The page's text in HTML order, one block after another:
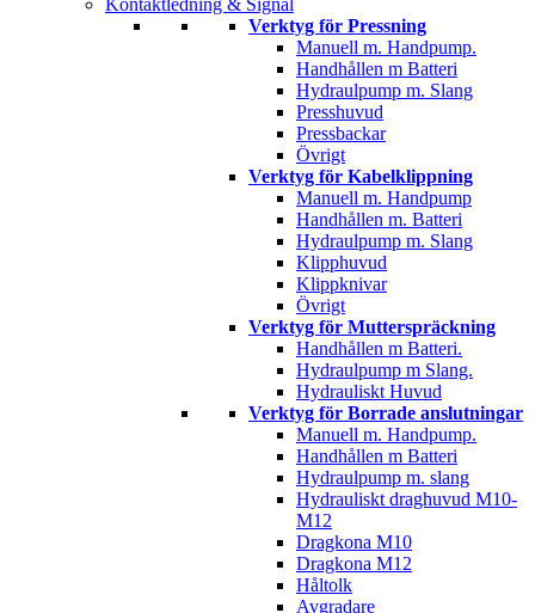
Verktyg för Pressning
Manuell m. Handpump.
Handhållen m Batteri
Hydraulpump m. Slang
Presshuvud
Pressbackar
Övrigt
Verktyg för Kabelklippning
Manuell m. Handpump
Handhållen m. Batteri
Hydraulpump m. Slang
Klipphuvud
Klippknivar
Övrigt
Verktyg för Mutterspräckning
Handhållen m Batteri.
Hydraulpump m Slang.
Hydrauliskt Huvud
Verktyg för Borrade anslutningar
Manuell m. Handpump.
Handhållen m Batteri
Hydraulpump m. slang
Hydrauliskt draghuvud M10-
M12
Dragkona M10
Dragkona M12
Håltolk
Avgradare